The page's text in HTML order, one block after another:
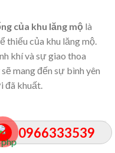
0966333539
của khu lăng mộ là
thiếu của khu lăng mộ.
khí và sự giao thoa
mang đến sự bình yên
đã khuất.
lăng mộ